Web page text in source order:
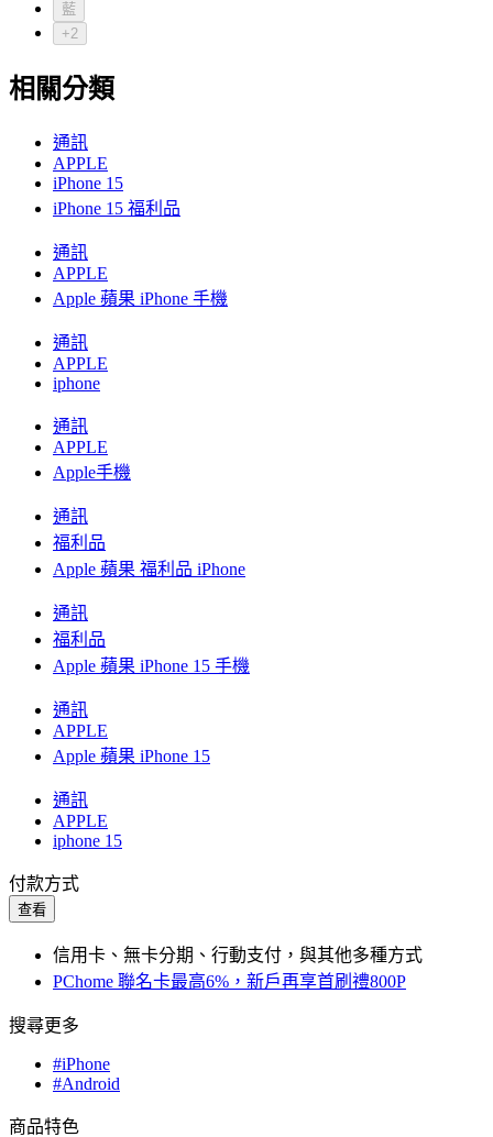
藍
+2
相關分類
通訊
APPLE
iPhone 15
iPhone 15 福利品
通訊
APPLE
Apple 蘋果 iPhone 手機
通訊
APPLE
iphone
通訊
APPLE
Apple手機
通訊
福利品
Apple 蘋果 福利品 iPhone
通訊
福利品
Apple 蘋果 iPhone 15 手機
通訊
APPLE
Apple 蘋果 iPhone 15
通訊
APPLE
iphone 15
付款方式
查看
信用卡、無卡分期、行動支付，與其他多種方式
PChome 聯名卡最高6%，新戶再享首刷禮800P
搜尋更多
#iPhone
#Android
商品特色